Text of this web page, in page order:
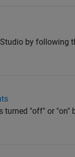
by following
turned "off" or "on"